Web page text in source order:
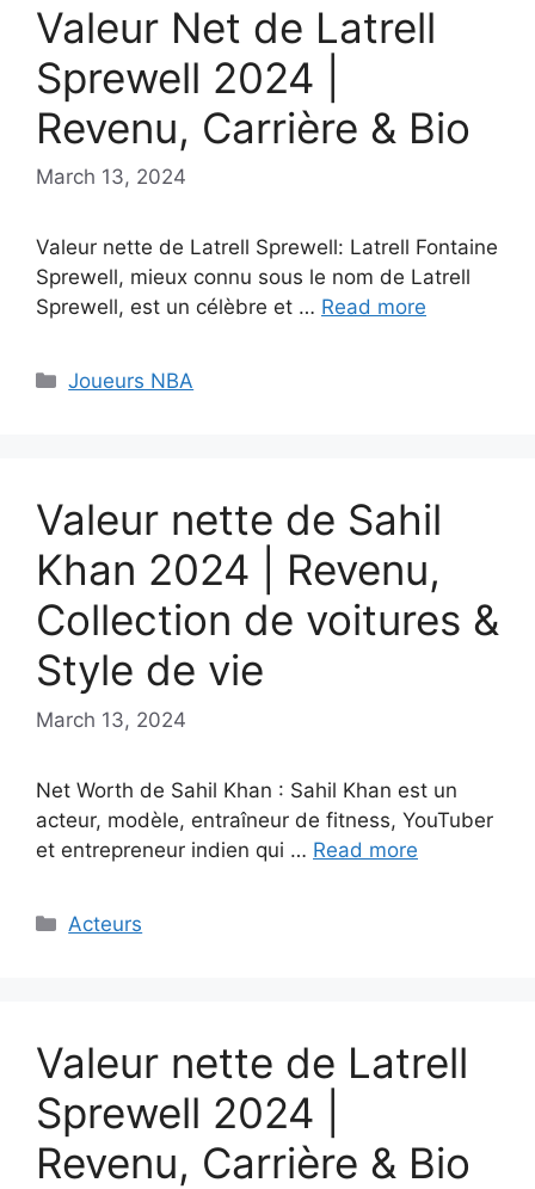
Valeur Net de Latrell
Sprewell 2024 |
Revenu, Carrière & Bio
March 13, 2024
Valeur nette de Latrell Sprewell: Latrell Fontaine
Sprewell, mieux connu sous le nom de Latrell
Sprewell, est un célèbre et … Read more
Categories
Joueurs NBA
Valeur nette de Sahil
Khan 2024 | Revenu,
Collection de voitures &
Style de vie
March 13, 2024
Net Worth de Sahil Khan : Sahil Khan est un
acteur, modèle, entraîneur de fitness, YouTuber
et entrepreneur indien qui … Read more
Categories
Acteurs
Valeur nette de Latrell
Sprewell 2024 |
Revenu, Carrière & Bio